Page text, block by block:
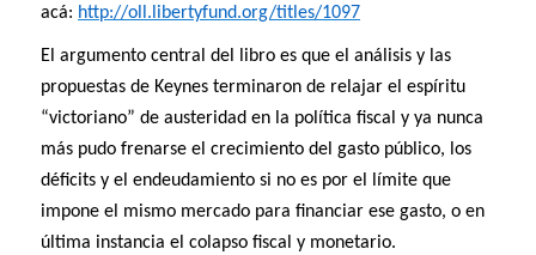
acá: http://oll.libertyfund.org/titles/1097
El argumento central del libro es que el análisis y las
propuestas de Keynes terminaron de relajar el espíritu
“victoriano” de austeridad en la política fiscal y ya nunca
más pudo frenarse el crecimiento del gasto público, los
déficits y el endeudamiento si no es por el límite que
impone el mismo mercado para financiar ese gasto, o en
última instancia el colapso fiscal y monetario.